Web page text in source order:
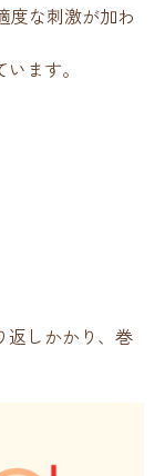
度な刺激が加わ
ます。
返しかかり、巻